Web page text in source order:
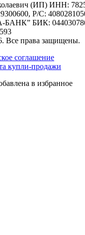
(ИП) ИНН:
Р/С:
БИК:
Все права защищены.
соглашение
купли-продажи
в избранное